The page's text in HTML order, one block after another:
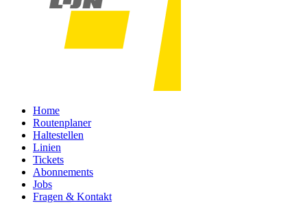
Home
Routenplaner
Haltestellen
Linien
Tickets
Abonnements
Jobs
Fragen & Kontakt